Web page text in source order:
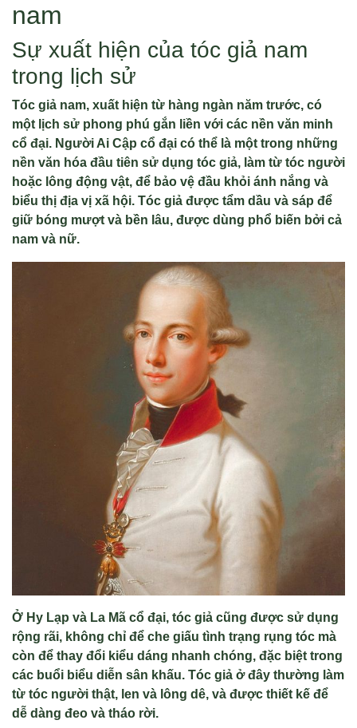
nam
Sự xuất hiện của tóc giả nam
trong lịch sử
Tóc giả nam, xuất hiện từ hàng ngàn năm trước, có
một lịch sử phong phú gắn liền với các nền văn minh
cổ đại. Người Ai Cập cổ đại có thể là một trong những
nền văn hóa đầu tiên sử dụng tóc giả, làm từ tóc người
hoặc lông động vật, để bảo vệ đầu khỏi ánh nắng và
biểu thị địa vị xã hội. Tóc giả được tẩm dầu và sáp để
giữ bóng mượt và bền lâu, được dùng phổ biến bởi cả
nam và nữ.
Ở Hy Lạp và La Mã cổ đại, tóc giả cũng được sử dụng
rộng rãi, không chỉ để che giấu tình trạng rụng tóc mà
còn để thay đổi kiểu dáng nhanh chóng, đặc biệt trong
các buổi biểu diễn sân khấu. Tóc giả ở đây thường làm
từ tóc người thật, len và lông dê, và được thiết kế để
dễ dàng đeo và tháo rời.